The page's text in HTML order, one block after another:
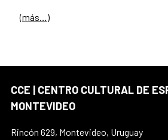
(más…)
CCE | CENTRO CULTURAL DE
MONTEVIDEO
Rincón 629, Montevideo, Uruguay